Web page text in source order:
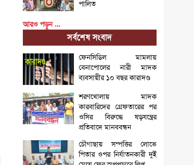
পালিত
আরও পড়ুন ...
সর্বশেষ সংবাদ
ফেনসিডিল মামলায়
বেনাপোলের নারী মাদক
ব্যবসায়ীর ১০ বছর কারাদণ্ড
শরণখোলায় মাদক
কারবারিদের গ্রেফতারের পর
ওসির বিরুদ্ধে ষড়যন্ত্রের
প্রতিবাদে মানববন্ধন
চৌগাছায় সম্পত্তির লোভে
পিতার ওপর নির্যাতনকারী দুই